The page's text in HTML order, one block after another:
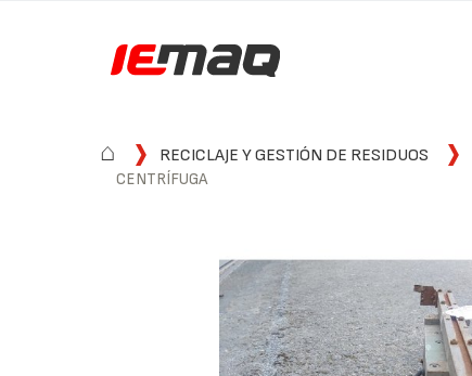
⌂ RECICLAJE Y GESTIÓN DE RESIDUOS
CENTRÍFUGA